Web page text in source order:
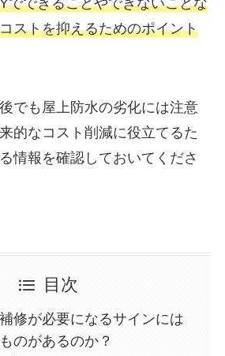
でできることやできないことな
ストを抑えるためのポイント
でも屋上防水の劣化には注意
的なコスト削減に役立てるた
情報を確認しておいてくださ
目次
修が必要になるサインには
のがあるのか？